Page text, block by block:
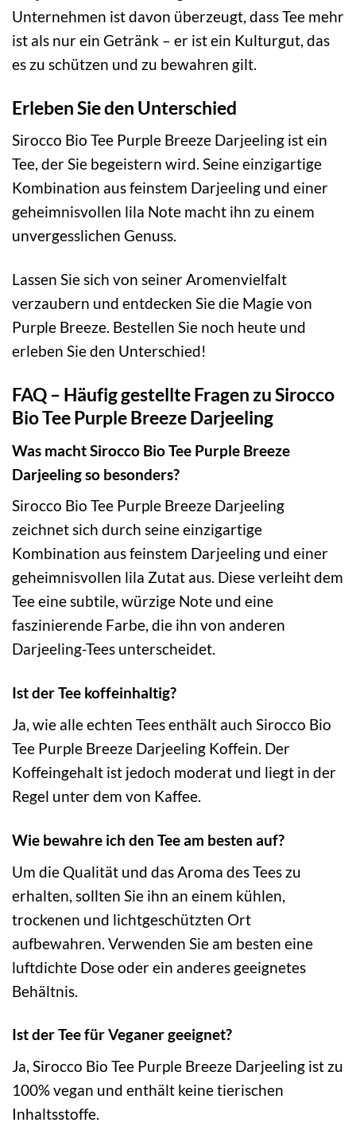
Unternehmen ist davon überzeugt, dass Tee mehr
ist als nur ein Getränk – er ist ein Kulturgut, das
es zu schützen und zu bewahren gilt.
Erleben Sie den Unterschied
Sirocco Bio Tee Purple Breeze Darjeeling ist ein
Tee, der Sie begeistern wird. Seine einzigartige
Kombination aus feinstem Darjeeling und einer
geheimnisvollen lila Note macht ihn zu einem
unvergesslichen Genuss.
Lassen Sie sich von seiner Aromenvielfalt
verzaubern und entdecken Sie die Magie von
Purple Breeze. Bestellen Sie noch heute und
erleben Sie den Unterschied!
FAQ – Häufig gestellte Fragen zu Sirocco
Bio Tee Purple Breeze Darjeeling
Was macht Sirocco Bio Tee Purple Breeze
Darjeeling so besonders?
Sirocco Bio Tee Purple Breeze Darjeeling
zeichnet sich durch seine einzigartige
Kombination aus feinstem Darjeeling und einer
geheimnisvollen lila Zutat aus. Diese verleiht dem
Tee eine subtile, würzige Note und eine
faszinierende Farbe, die ihn von anderen
Darjeeling-Tees unterscheidet.
Ist der Tee koffeinhaltig?
Ja, wie alle echten Tees enthält auch Sirocco Bio
Tee Purple Breeze Darjeeling Koffein. Der
Koffeingehalt ist jedoch moderat und liegt in der
Regel unter dem von Kaffee.
Wie bewahre ich den Tee am besten auf?
Um die Qualität und das Aroma des Tees zu
erhalten, sollten Sie ihn an einem kühlen,
trockenen und lichtgeschützten Ort
aufbewahren. Verwenden Sie am besten eine
luftdichte Dose oder ein anderes geeignetes
Behältnis.
Ist der Tee für Veganer geeignet?
Ja, Sirocco Bio Tee Purple Breeze Darjeeling ist zu
100% vegan und enthält keine tierischen
Inhaltsstoffe.